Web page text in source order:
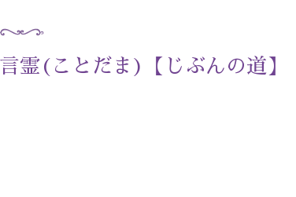
霊(ことだま)【じぶんの道】